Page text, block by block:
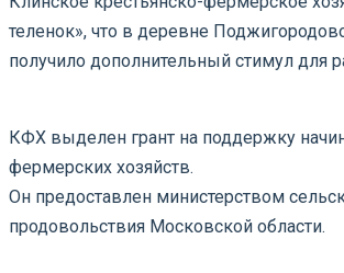
теленок», что в деревне
получило дополнительный стимул для
КФХ выделен грант на поддержку
фермерских хозяйств.
Он предоставлен министерством
продовольствия Московской области.